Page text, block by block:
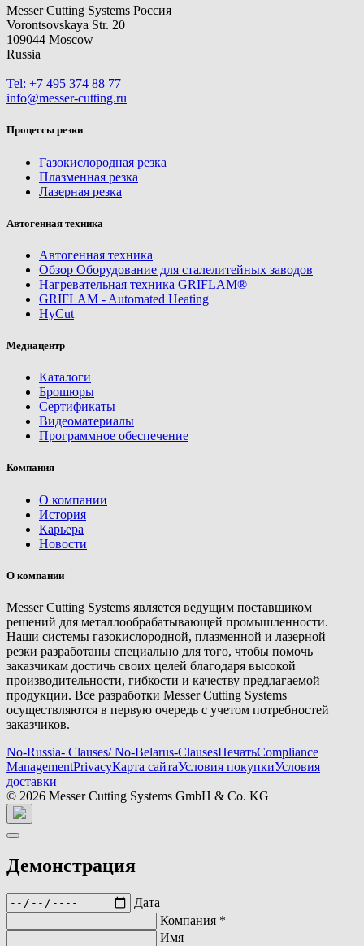
Messer Cutting Systems Россия
Vorontsovskaya Str. 20
109044 Moscow
Russia
Tel: +7 495 374 88 77
info@messer-cutting.ru
Процессы резки
Газокислородная резка
Плазменная резка
Лазерная резка
Автогенная техника
Автогенная техника
Обзор Оборудование для сталелитейных заводов
Нагревательная техника GRIFLAM®
GRIFLAM - Automated Heating
HyCut
Медиацентр
Каталоги
Брошюры
Сертификаты
Видеоматериалы
Программное обеспечение
Компания
О компании
История
Карьера
Новости
О компании
Messer Cutting Systems является ведущим поставщиком
решений для металлообрабатывающей промышленности.
Наши системы газокислородной, плазменной и лазерной
резки разработаны специально для того, чтобы помочь
заказчикам достичь своих целей благодаря высокой
производительности, гибкости и качеству предлагаемой
продукции. Все разработки Messer Cutting Systems
осуществляются в первую очередь с учетом потребностей
заказчиков.
No-Russia- Clauses/ No-Belarus-ClausesПечатьCompliance
ManagementPrivacyКарта сайтаУсловия покупкиУсловия
доставки
© 2026 Messer Cutting Systems GmbH & Co. KG
Демонстрация
Дата
Компания *
Имя